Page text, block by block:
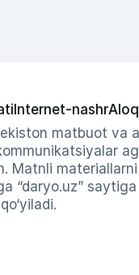
Internet-nashr
matbuot va
Matnli
“daryo.uz”